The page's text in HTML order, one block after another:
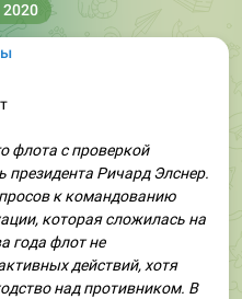
флота с проверкой
президента Ричард Элснер.
к командованию
которая сложилась на
года флот не
действий, хотя
над противником. В
2020